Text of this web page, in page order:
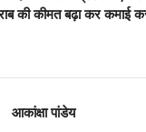
की कीमत बढ़ा कर कमाई
आकांक्षा पांडेय